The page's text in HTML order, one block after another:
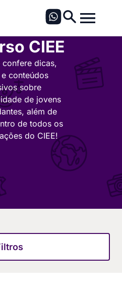
CIEE
dicas,
conteúdos
sobre
de jovens
além de
de todos os
do CIEE!